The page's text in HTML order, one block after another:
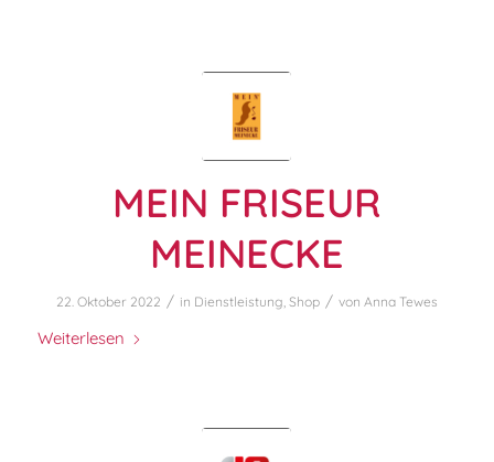
MEIN FRISEUR
MEINECKE
22. Oktober 2022 / in Dienstleistung, Shop / von Anna Tewes
Weiterlesen